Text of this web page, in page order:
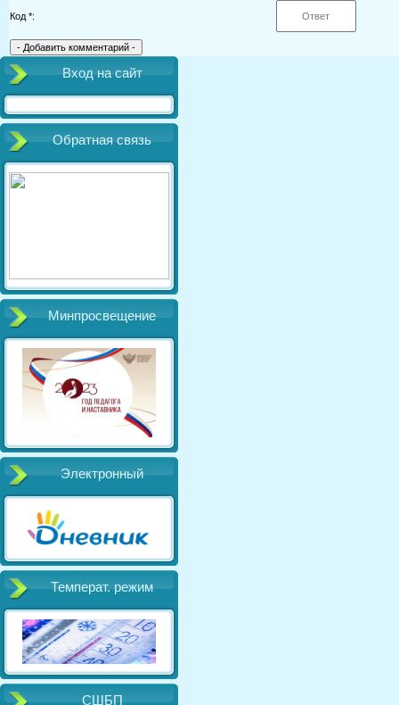
Код *:
Вход на сайт
Обратная связь
Минпросвещение
Электронный
Температ. режим
СШБП